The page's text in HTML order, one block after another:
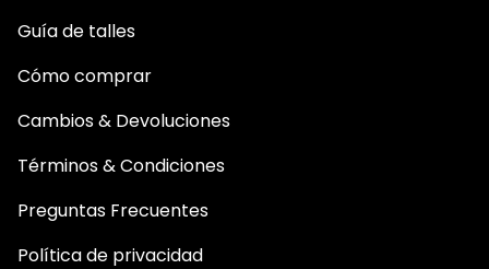
Guía de talles
Cómo comprar
Cambios & Devoluciones
Términos & Condiciones
Preguntas Frecuentes
Política de privacidad